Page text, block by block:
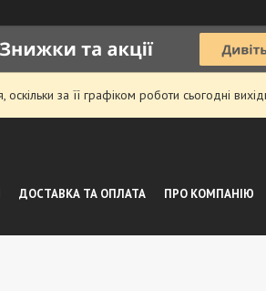
за її графіком роботи сьогодні
ДОСТАВКА ТА ОПЛАТА ПРО КОМПАНІЮ